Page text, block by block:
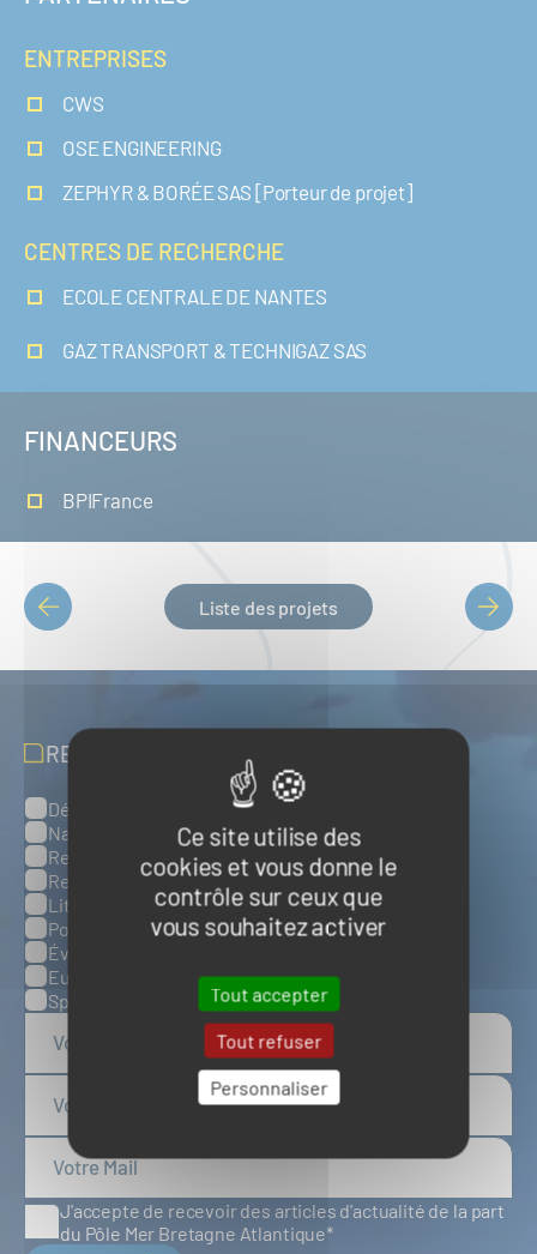
Ce site utilise des
cookies et vous donne le
contrôle sur ceux que
vous souhaitez activer
Tout accepter
Tout refuser
Personnaliser
ENTREPRISES
CWS
OSE ENGINEERING
ZEPHYR & BORÉE SAS [Porteur de projet]
CENTRES DE RECHERCHE
ECOLE CENTRALE DE NANTES
GAZ TRANSPORT & TECHNIGAZ SAS
FINANCEURS
BPIFrance
PAGINATION
Liste des projets
RECEVOIR NOS ACTUALITÉS
Catégories
Défense, sûreté et sécurité maritimes
Naval et nautisme
Ressources énergétiques et minérales marines
Ressources biologiques marines
Littoral et environnement marins
Ports, infrastructures et logistique
Évènements
Europe
Spatial
J'accepte de recevoir des articles d'actualité de la part
du Pôle Mer Bretagne Atlantique